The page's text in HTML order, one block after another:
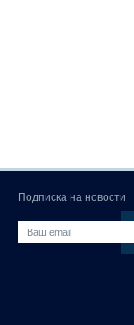
Подписка на новости